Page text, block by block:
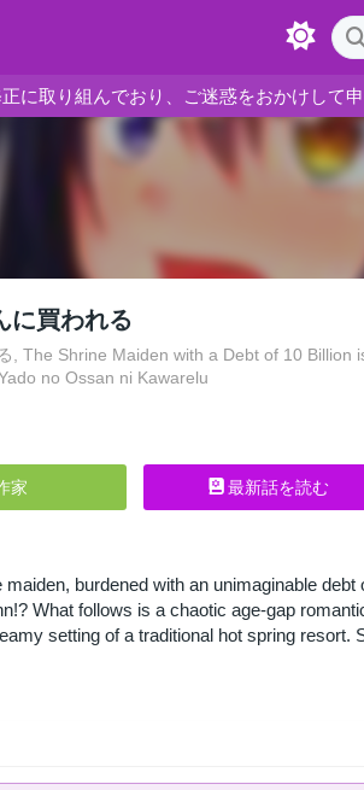
に取り組んでおり、ご迷惑をおかけして申
に買われる
, The Shrine Maiden with a Debt of 10
no Ossan ni Kawarelu
家 最新話を読む
burdened with an unimaginable debt
What follows is a chaotic age-gap
setting of a traditional hot spring resort.